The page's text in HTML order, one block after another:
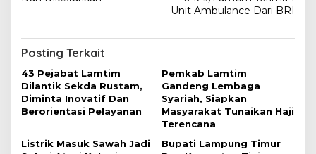
g
a
s
i
p
o
Unit Ambulance Dari BRI
Posting Terkait
43 Pejabat Lamtim
Dilantik Sekda Rustam,
Diminta Inovatif Dan
Berorientasi Pelayanan
Pemkab Lamtim
Gandeng Lembaga
Syariah, Siapkan
Masyarakat Tunaikan Haji
Terencana
Listrik Masuk Sawah Jadi
Bupati Lampung Timur